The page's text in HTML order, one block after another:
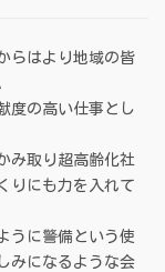
らはより地域の皆
度の高い仕事とし
み取り超高齢化社
りにも力を入れて
うに警備という使
みになるような会